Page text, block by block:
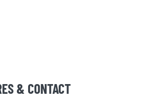
& CONTACT